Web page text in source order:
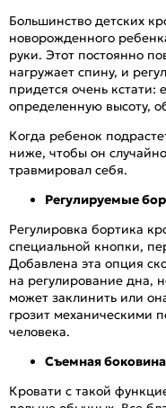
Большинство детских
новорожденного
руки. Этот постоянно
нагружает спину, и
придется очень кстати:
определенную высоту,
Когда ребенок
ниже, чтобы он
травмировал себя.
Регулируемые
Регулировка бортика
специальной кнопки,
Добавлена эта опция
на регулирование дна,
может заклинить или
грозит механическими
человека.
Съемная боковина
Кровати с такой